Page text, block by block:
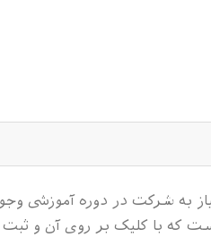
به شرکت در دوره آموزشی
که با کلیک بر روی آن و ثبت